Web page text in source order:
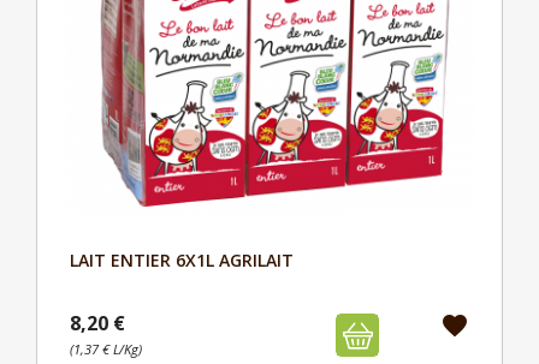
Aperçu
LAIT ENTIER 6X1L AGRILAIT
8,20 €
(1,37 € L/Kg)
favorite